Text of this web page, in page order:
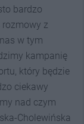
bardzo
rozmowy z
w tym
kampanię
który będzie
ciekawy
nad czym
Cholewińska